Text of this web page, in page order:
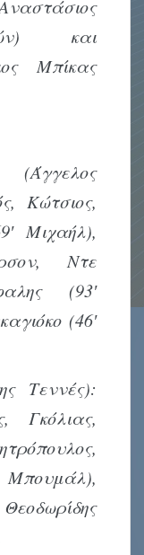
και
Μπίκας
Κώτσιος,
Μιχαήλ),
Ντε
(93′
(46′
Τεννές):
Γκόλιας,